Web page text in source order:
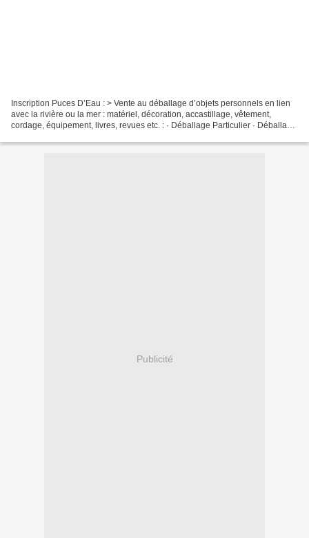
Inscription Puces D’Eau : > Vente au déballage d’objets personnels en lien
avec la rivière ou la mer : matériel, décoration, accastillage, vêtement,
cordage, équipement, livres, revues etc. : · Déballage Particulier · Déballage
Publicité